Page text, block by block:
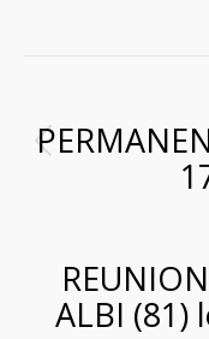
Navigation
article
ALBI (81)